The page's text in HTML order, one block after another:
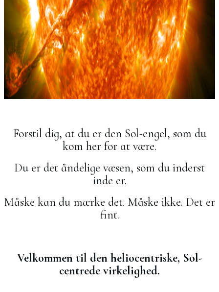
Forstil dig, at du er den Sol-engel, som du
kom her for at være.
Du er det åndelige væsen, som du inderst
inde er.
Måske kan du mærke det. Måske ikke. Det er
fint.
Velkommen til den heliocentriske, Sol-
centrede virkelighed.